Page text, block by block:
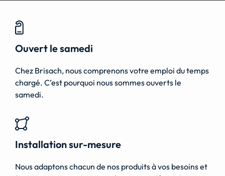
Ouvert le samedi
Chez Brisach, nous comprenons votre emploi du temps
chargé. C’est pourquoi nous sommes ouverts le
samedi.
Installation sur-mesure
Nous adaptons chacun de nos produits à vos besoins et